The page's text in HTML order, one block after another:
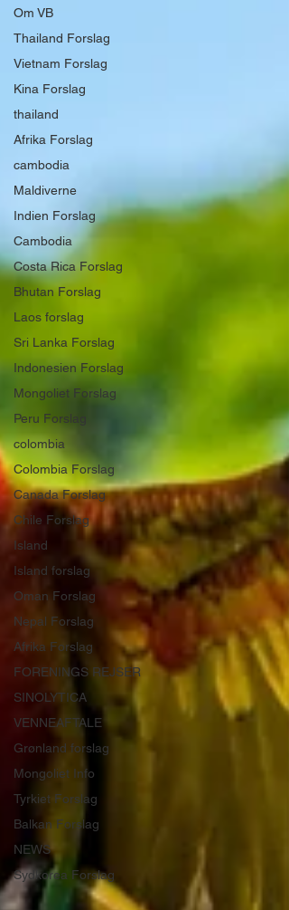
Om VB
Thailand Forslag
Vietnam Forslag
Kina Forslag
thailand
Afrika Forslag
cambodia
Maldiverne
Indien Forslag
Cambodia
Costa Rica Forslag
Bhutan Forslag
Laos forslag
Sri Lanka Forslag
Indonesien Forslag
Mongoliet Forslag
Peru Forslag
colombia
Colombia Forslag
Canada Forslag
Chile Forslag
Island
Island forslag
Oman Forslag
Nepal Forslag
Afrika Forslag
FORENINGS REJSER
SINOLYTICA
VENNEAFTALE
Grønland forslag
Mongoliet Info
Tyrkiet Forslag
Balkan Forslag
NEWS
Sydkorea Forslag